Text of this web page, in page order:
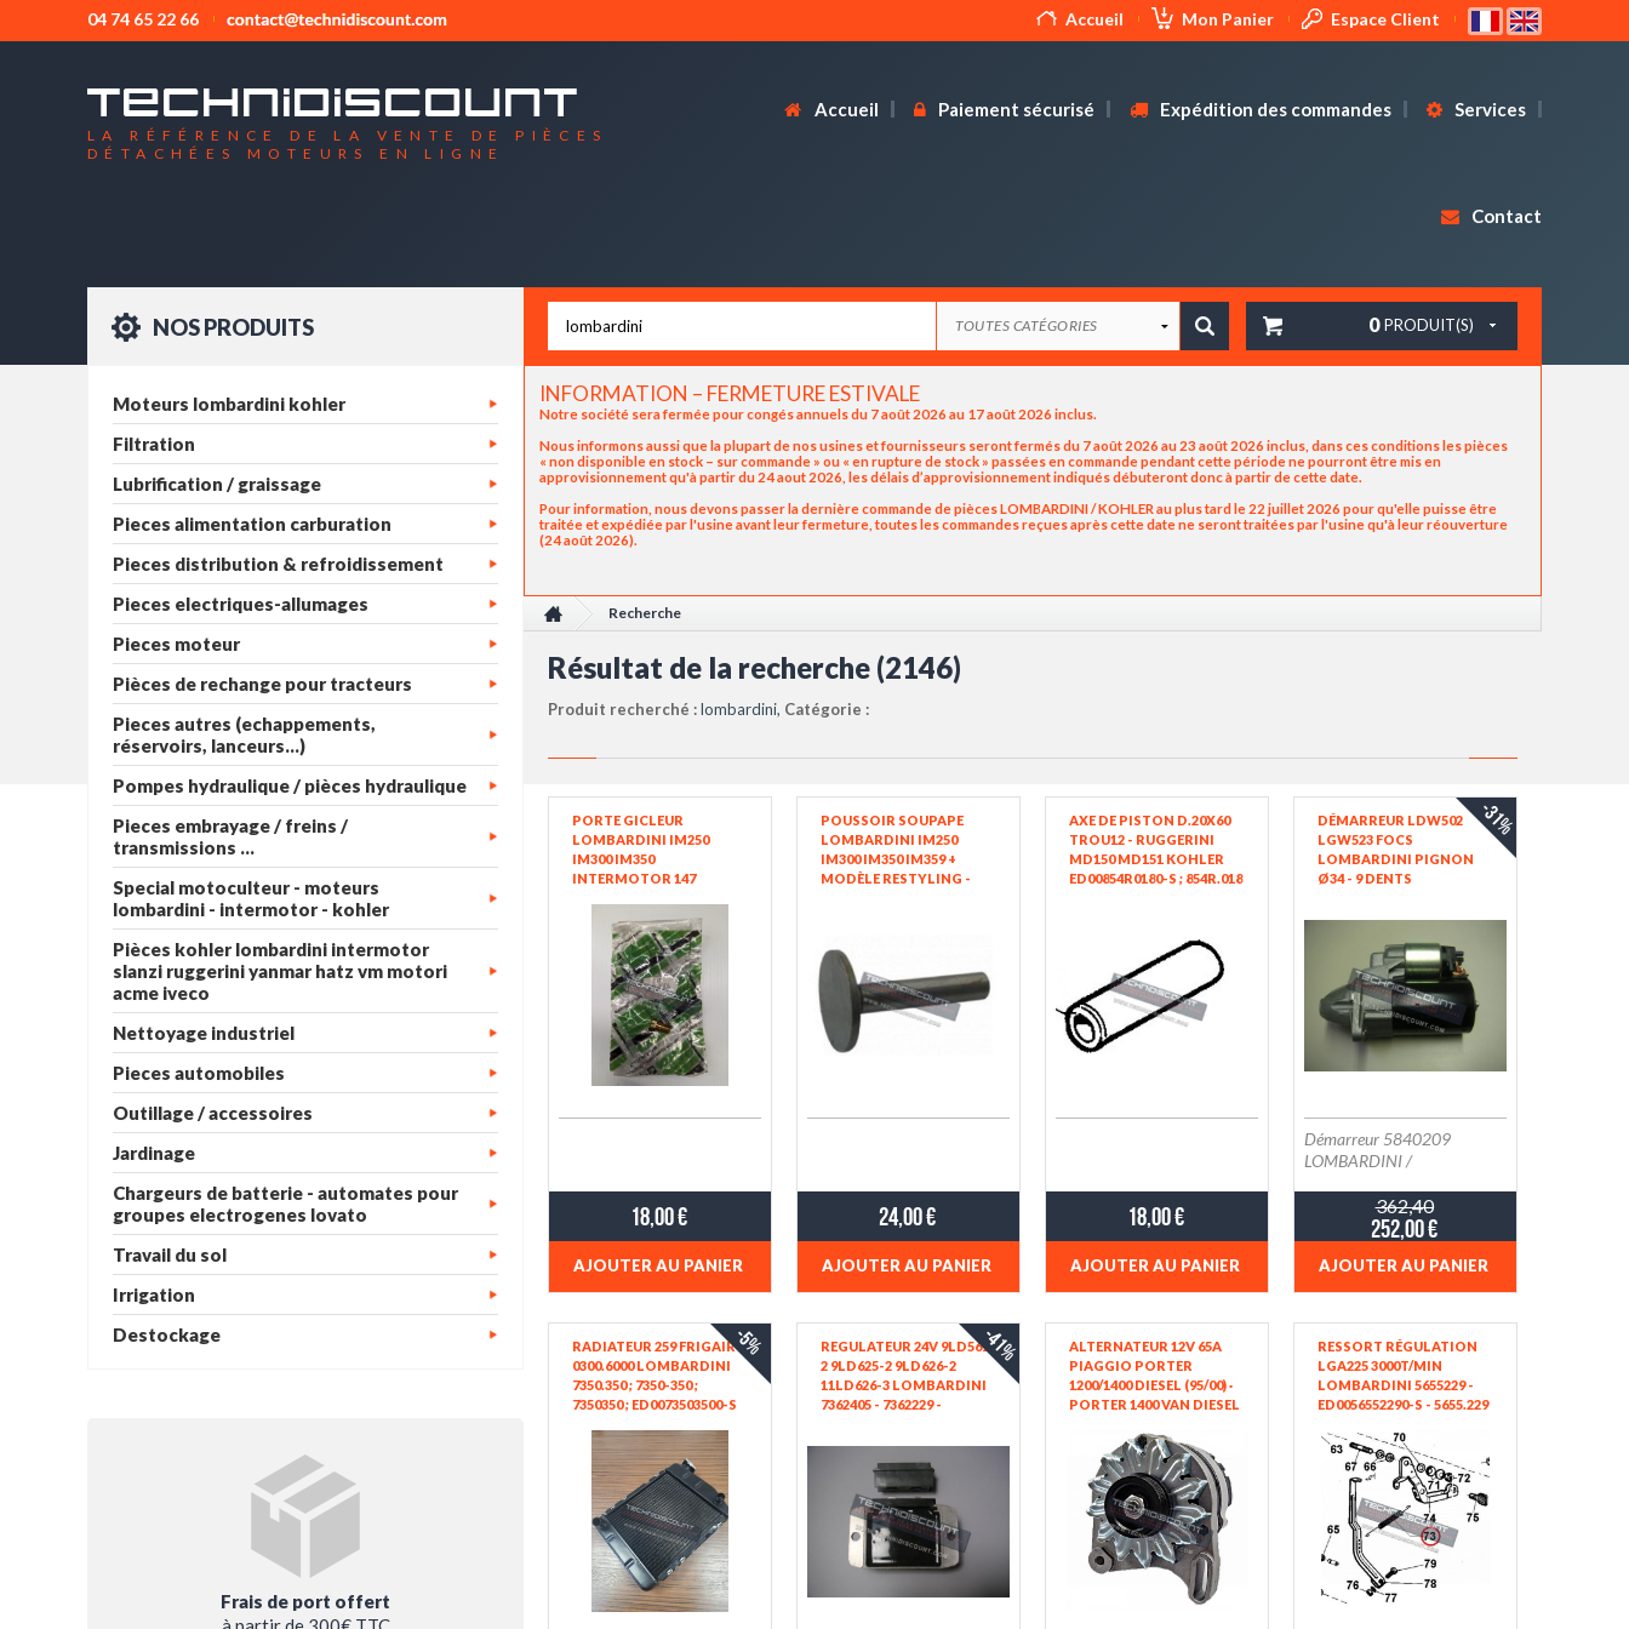
04 74 65 22 66 Accueil Mon Panier Espace Client
LA RÉFÉRENCE DE LA VENTE DE PIÈCES
DÉTACHÉES MOTEURS EN LIGNE
Accueil Paiement sécurisé Expédition des commandes Services
Contact
NOS PRODUITS 0 PRODUIT(S)
Moteurs lombardini kohler
Filtration
Lubrification / graissage
Pieces alimentation carburation
Pieces distribution & refroidissement
Pieces electriques-allumages
Pieces moteur
Pièces de rechange pour tracteurs
Pieces autres (echappements,
réservoirs, lanceurs...)
Pompes hydraulique / pièces hydraulique
Pieces embrayage / freins /
transmissions ...
Special motoculteur - moteurs
lombardini - intermotor - kohler
Pièces kohler lombardini intermotor
slanzi ruggerini yanmar hatz vm motori
acme iveco
Nettoyage industriel
Pieces automobiles
Outillage / accessoires
Jardinage
Chargeurs de batterie - automates pour
groupes electrogenes lovato
Travail du sol
Irrigation
Destockage
Frais de port offert
INFORMATION – FERMETURE ESTIVALE
Notre société sera fermée pour congés annuels du 7 août 2026 au 17 août 2026 inclus.
Nous informons aussi que la plupart de nos usines et fournisseurs seront fermés du 7 août 2026 au 23 août 2026 inclus, dans ces conditions les pièces
« non disponible en stock – sur commande » ou « en rupture de stock » passées en commande pendant cette période ne pourront être mis en
approvisionnement qu'à partir du 24 aout 2026, les délais d’approvisionnement indiqués débuteront donc à partir de cette date.
Pour information, nous devons passer la dernière commande de pièces LOMBARDINI / KOHLER au plus tard le 22 juillet 2026 pour qu'elle puisse être
traitée et expédiée par l'usine avant leur fermeture, toutes les commandes reçues après cette date ne seront traitées par l'usine qu'à leur réouverture
(24 août 2026).
Recherche
Résultat de la recherche (2146)
Produit recherché :lombardini, Catégorie :
PORTE GICLEUR
LOMBARDINI IM250
IM300 IM350
INTERMOTOR 147
6610.004 - ED0066100040-S
18,00 €
AJOUTER AU PANIER
POUSSOIR SOUPAPE
LOMBARDINI IM250
IM300 IM350 IM359 +
MODÈLE RESTYLING -
24,00 €
AJOUTER AU PANIER
AXE DE PISTON D.20X60
TROU12 - RUGGERINI
MD150 MD151 KOHLER
ED00854R0180-S ; 854R.018
18,00 €
AJOUTER AU PANIER
DÉMARREUR LDW502
LGW523 FOCS
LOMBARDINI PIGNON
Ø34 - 9 DENTS
VIRGO 3 - MC1 - MC2,
BOSCH - 5840209 5840199
LOMBARDINI
ED0058402090-S
0001.107.400 / 0001107400
-31%
Démarreur 5840209
LOMBARDINI /
362,40
252,00 €
AJOUTER AU PANIER
RADIATEUR 259 FRIGAIR
0300.6000 LOMBARDINI
7350.350 ; 7350-350 ;
7350350 ; ED0073503500-S
LOMBARDINI LDW702
LDW602 LDW502
-5%
REGULATEUR 24V 9LD561-
2 9LD625-2 9LD626-2
11LD626-3 LOMBARDINI
7362405 - 7362229 -
26 A 6 BROCHES POUR
ALTERNATEUR 3 FILS]
ED0073624050-S
ED0073622290-S
-41%
ALTERNATEUR 12V 65A
PIAGGIO PORTER
1200/1400 DIESEL (95/00) ·
PORTER 1400 VAN DIESEL
PICK-UP DIESEL (98/05)
(LOMBARDINI 1157264 -
PIAGGIO 439990)
RESSORT RÉGULATION
LGA225 3000T/MIN
LOMBARDINI 5655229 -
ED0056552290-S - 5655.229
LHGA225